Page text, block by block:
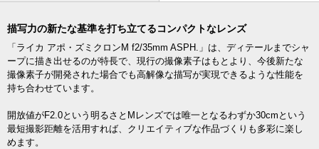
描写力の新たな基準を打ち立てるコンパクトなレンズ
「ライカ アポ・ズミクロンM f2/35mm ASPH.」は、ディテールまでシャ
ープに描き出せるのが特長で、現行の撮像素子はもとより、今後新たな
撮像素子が開発された場合でも高解像な描写が実現できるような性能を
持ち合わせています。
開放値がF2.0という明るさとMレンズでは唯一となるわずか30cmという
最短撮影距離を活用すれば、クリエイティブな作品づくりも多彩に楽し
めます。